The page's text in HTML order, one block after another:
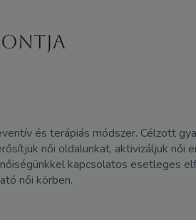
és terápiás módszer. Célzott
női oldalunkat, aktivizáljuk női
kapcsolatos esetleges
női körben.